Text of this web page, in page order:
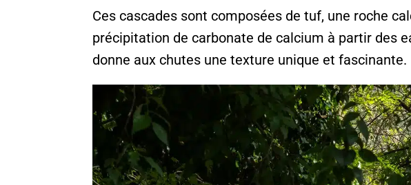
Ces cascades sont composées de tuf, une roche
précipitation de carbonate de calcium à partir des
donne aux chutes une texture unique et fascinante.